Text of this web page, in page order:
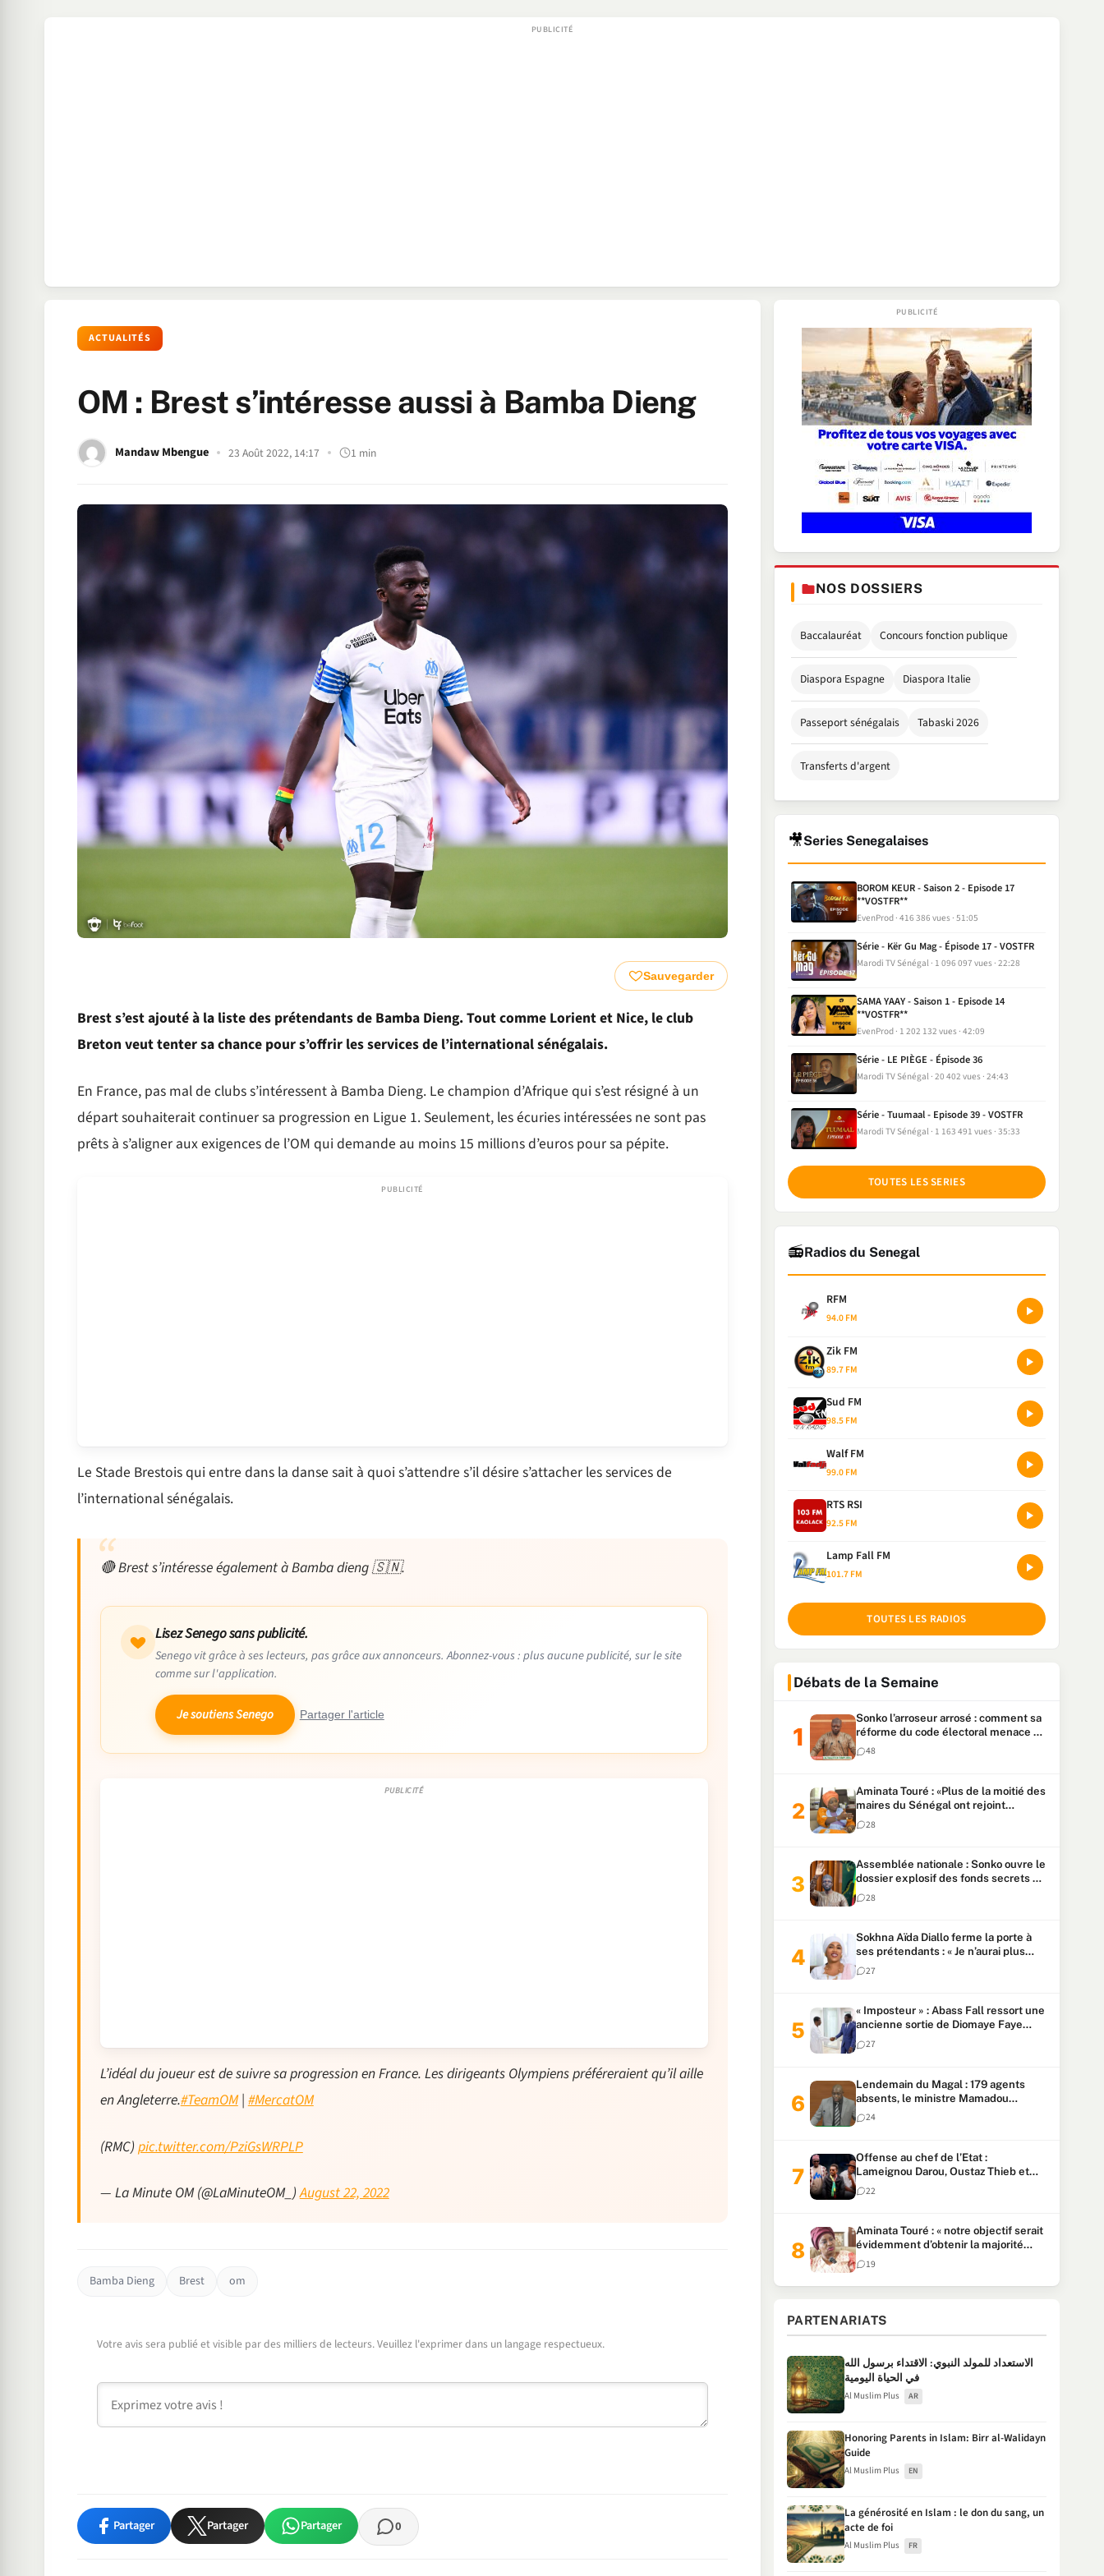
ACTUALITÉS
OM : Brest s’intéresse aussi à Bamba Dieng
Mandaw Mbengue 23 Août 2022, 14:17 1 min
Sauvegarder
Brest s’est ajouté à la liste des prétendants de Bamba Dieng. Tout comme Lorient et Nice, le club
Breton veut tenter sa chance pour s’offrir les services de l’international sénégalais.
En France, pas mal de clubs s’intéressent à Bamba Dieng. Le champion d’Afrique qui s’est résigné à un
départ souhaiterait continuer sa progression en Ligue 1. Seulement, les écuries intéressées ne sont pas
prêts à s’aligner aux exigences de l’OM qui demande au moins 15 millions d’euros pour sa pépite.
Le Stade Brestois qui entre dans la danse sait à quoi s’attendre s’il désire s’attacher les services de
l’international sénégalais.
🔴 Brest s’intéresse également à Bamba dieng 🇸🇳.
Lisez Senego sans publicité.
Senego vit grâce à ses lecteurs, pas grâce aux annonceurs. Abonnez-vous : plus aucune publicité, sur le site
comme sur l'application.
Je soutiens Senego Partager l'article
L’idéal du joueur est de suivre sa progression en France. Les dirigeants Olympiens préféreraient qu’il aille
en Angleterre.#TeamOM|#MercatOM
(RMC) pic.twitter.com/PziGsWRPLP
— La Minute OM (@LaMinuteOM_)August 22, 2022
Bamba Dieng Brest om
Votre avis sera publié et visible par des milliers de lecteurs. Veuillez l'exprimer dans un langage respectueux.
Partager Partager Partager 0
NOS DOSSIERS
Baccalauréat Concours fonction publique
Diaspora Espagne Diaspora Italie
Passeport sénégalais Tabaski 2026
Transferts d'argent
🎥Series Senegalaises
BOROM KEUR - Saison 2 - Episode 17
**VOSTFR**
EvenProd 416 386 vues 51:05
Série - Kër Gu Mag - Épisode 17 - VOSTFR
Marodi TV Sénégal 1 096 097 vues 22:28
SAMA YAAY - Saison 1 - Episode 14
**VOSTFR**
EvenProd 1 202 132 vues 42:09
Série - LE PIÈGE - Épisode 36
Marodi TV Sénégal 20 402 vues 24:43
Série - Tuumaal - Episode 39 - VOSTFR
Marodi TV Sénégal 1 163 491 vues 35:33
TOUTES LES SERIES
📻Radios du Senegal
RFM
94.0 FM
Zik FM
89.7 FM
Sud FM
98.5 FM
Walf FM
99.0 FM
RTS RSI
92.5 FM
Lamp Fall FM
101.7 FM
TOUTES LES RADIOS
Débats de la Semaine
Sonko l’arroseur arrosé : comment sa
réforme du code électoral menace sa
candidature
48
Aminata Touré : «Plus de la moitié des
maires du Sénégal ont rejoint
Kiiraay»
28
Assemblée nationale : Sonko ouvre le
dossier explosif des fonds secrets et
du patrimoine présidentiel
28
Sokhna Aïda Diallo ferme la porte à
ses prétendants : « Je n’aurai plus
jamais un autre mari »
27
« Imposteur » : Abass Fall ressort une
ancienne sortie de Diomaye Faye
pour répondre à Mary Teuw Niane
27
Lendemain du Magal : 179 agents
absents, le ministre Mamadou
Lamine Dianté exige des explications
24
Offense au chef de l’Etat :
Lameignou Darou, Oustaz Thieb et
Ndiaye Touba lourdement
condamnés
22
Aminata Touré : « notre objectif serait
évidemment d’obtenir la majorité
parlementaire »
19
PARTENARIATS
الاستعداد للمولد النبوي: الاقتداء برسول الله
في الحياة اليومية
Al Muslim Plus AR
Honoring Parents in Islam: Birr al-Walidayn
Guide
Al Muslim Plus EN
La générosité en Islam : le don du sang, un
acte de foi
Al Muslim Plus FR